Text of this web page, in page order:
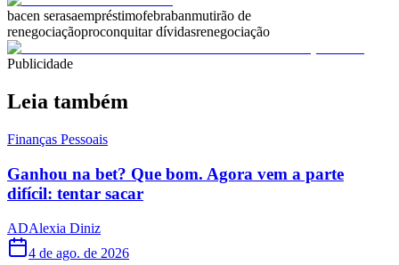
bacen serasaempréstimofebrabanmutirão de
renegociaçãoproconquitar dívidasrenegociação
Publicidade
Leia também
Finanças Pessoais
Ganhou na bet? Que bom. Agora vem a parte
difícil: tentar sacar
ADAlexia Diniz
4 de ago. de 2026